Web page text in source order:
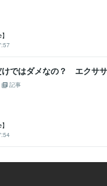
けではダメなの？ エクサ
記事